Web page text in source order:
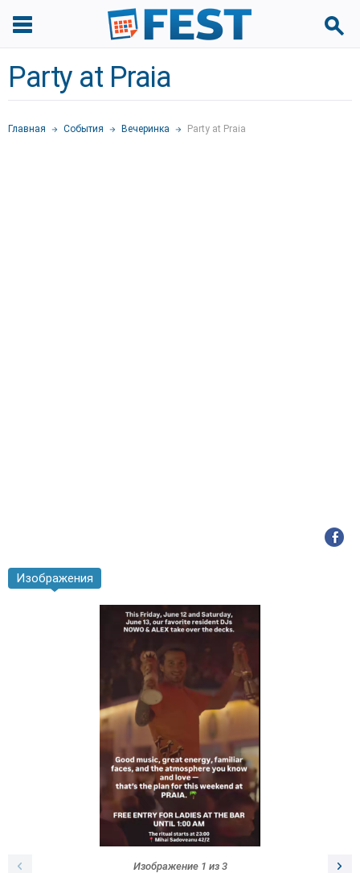
Party at Praia
Главная События Вечеринка Party at Praia
Изображения
Изображение 1 из 3